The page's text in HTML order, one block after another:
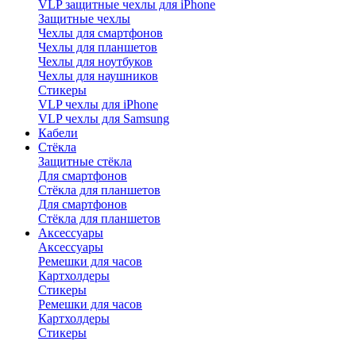
VLP защитные чехлы для iPhone
Защитные чехлы
Чехлы для смартфонов
Чехлы для планшетов
Чехлы для ноутбуков
Чехлы для наушников
Стикеры
VLP чехлы для iPhone
VLP чехлы для Samsung
Кабели
Стёкла
Защитные стёкла
Для смартфонов
Стёкла для планшетов
Для смартфонов
Стёкла для планшетов
Аксессуары
Аксессуары
Ремешки для часов
Картхолдеры
Стикеры
Ремешки для часов
Картхолдеры
Стикеры